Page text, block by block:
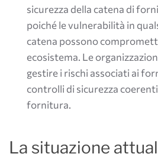
sicurezza della catena di
poiché le vulnerabilità in
catena possono
ecosistema. Le
gestire i rischi associati ai
controlli di sicurezza
fornitura.
La situazione